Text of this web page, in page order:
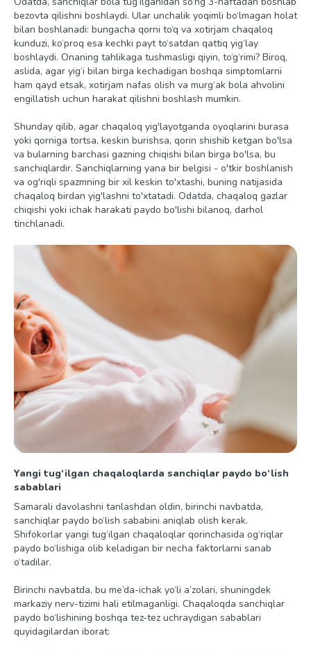
bezovta qilishni boshlaydi. Ular unchalik yoqimli bo‘lmagan holat
bilan boshlanadi: bungacha qorni to‘q va xotirjam chaqaloq
kunduzi, ko‘proq esa kechki payt to‘satdan qattiq yig‘lay
boshlaydi. Onaning tahlikaga tushmasligi qiyin, to‘g‘rimi? Biroq,
aslida, agar yig‘i bilan birga kechadigan boshqa simptomlarni
ham qayd etsak, xotirjam nafas olish va murg‘ak bola ahvolini
engillatish uchun harakat qilishni boshlash mumkin.
Shunday qilib, agar chaqaloq yig'layotganda oyoqlarini burasa
yoki qorniga tortsa, keskin burishsa, qorin shishib ketgan bo'lsa
va bularning barchasi gazning chiqishi bilan birga bo'lsa, bu
sanchiqlardir. Sanchiqlarning yana bir belgisi - o'tkir boshlanish
va og'riqli spazmning bir xil keskin to'xtashi, buning natijasida
chaqaloq birdan yig'lashni to'xtatadi. Odatda, chaqaloq gazlar
chiqishi yoki ichak harakati paydo bo'lishi bilanoq, darhol
tinchlanadi.
Yangi tug‘ilgan chaqaloqlarda sanchiqlar paydo bo‘lish
sabablari
Samarali davolashni tanlashdan oldin, birinchi navbatda,
sanchiqlar paydo bo‘lish sababini aniqlab olish kerak.
Shifokorlar yangi tug‘ilgan chaqaloqlar qorinchasida og‘riqlar
paydo bo‘lishiga olib keladigan bir necha faktorlarni sanab
o‘tadilar.
Birinchi navbatda, bu me’da-ichak yo‘li a’zolari, shuningdek
markaziy nerv-tizimi hali etilmaganligi. Chaqaloqda sanchiqlar
paydo bo‘lishining boshqa tez-tez uchraydigan sabablari
quyidagilardan iborat: